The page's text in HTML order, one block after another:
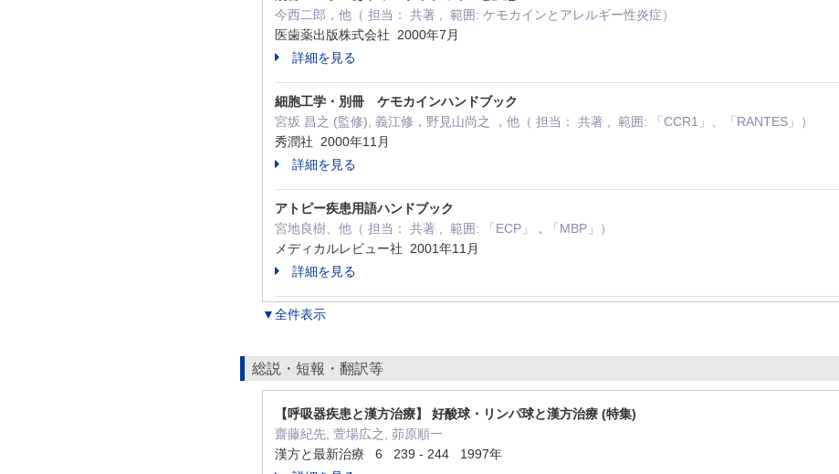
今西二郎，他（ 担当： 共著 , 範囲: ケモカインとアレルギー性炎症）
医歯薬出版株式会社 2000年7月
詳細を見る
細胞工学・別冊 ケモカインハンドブック
宮坂 昌之 (監修), 義江修，野見山尚之 ，他（ 担当： 共著 , 範囲: 「CCR1」、「RANTES」）
秀潤社 2000年11月
詳細を見る
アトピー疾患用語ハンドブック
宮地良樹、他（ 担当： 共著 , 範囲: 「ECP」，「MBP」）
メディカルレビュー社 2001年11月
詳細を見る
▼全件表示
総説・短報・翻訳等
【呼吸器疾患と漢方治療】 好酸球・リンパ球と漢方治療 (特集)
齋藤紀先, 萱場広之, 茆原順一
漢方と最新治療 6 239 - 244 1997年